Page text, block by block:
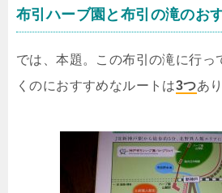
布引ハーブ園と布引の滝のお
では、本題。この布引の滝に行っ
くのにおすすめなルートは3つあ